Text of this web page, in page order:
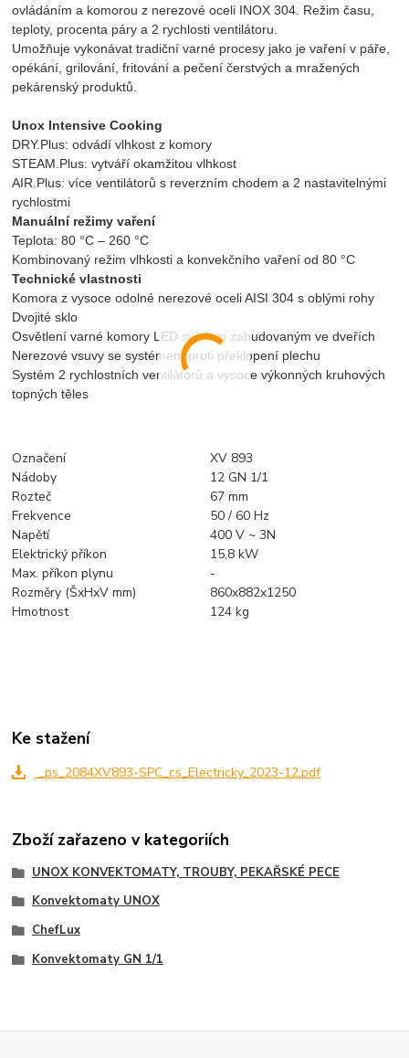
ovládáním a komorou z nerezové oceli INOX 304. Režim času,
teploty, procenta páry a 2 rychlosti ventilátoru.
Umožňuje vykonávat tradiční varné procesy jako je vaření v páře,
opékání, grilování, fritování a pečení čerstvých a mražených
pekárenský produktů.
Unox Intensive Cooking
DRY.Plus: odvádí vlhkost z komory
STEAM.Plus: vytváří okamžitou vlhkost
AIR.Plus: více ventilátorů s reverzním chodem a 2 nastavitelnými
rychlostmi
Manuální režimy vaření
Teplota: 80 °C – 260 °C
Kombinovaný režim vlhkosti a konvekčního vaření od 80 °C
Technické vlastnosti
Komora z vysoce odolné nerezové oceli AISI 304 s oblými rohy
Dvojité sklo
Osvětlení varné komory LED světlem zabudovaným ve dveřích
Nerezové vsuvy se systémem proti překlopení plechu
Systém 2 rychlostních ventilátorů a vysoce výkonných kruhových
topných těles
Označení
XV 893
Nádoby
12 GN 1/1
Rozteč
67 mm
Frekvence
50 / 60 Hz
Napětí
400 V ~ 3N
Elektrický příkon
15,8 kW
Max. příkon plynu
-
Rozměry (ŠxHxV mm)
860x882x1250
Hmotnost
124 kg
Ke stažení
_ps_2084XV893-SPC_cs_Electricky_2023-12.pdf
Zboží zařazeno v kategoriích
UNOX KONVEKTOMATY, TROUBY, PEKAŘSKÉ PECE
Konvektomaty UNOX
ChefLux
Konvektomaty GN 1/1